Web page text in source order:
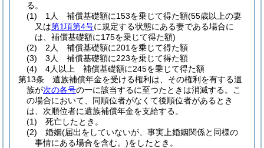
る。
(1)
1人 補償基礎額に153を乗じて得た額(55歳以上の妻
又は第1項第4号に規定する状態にある妻である場合に
は、補償基礎額に175を乗じて得た額)
(2)
2人 補償基礎額に201を乗じて得た額
(3)
3人 補償基礎額に223を乗じて得た額
(4)
4人以上 補償基礎額に245を乗じて得た額
第13条
遺族補償年金を受ける権利は、その権利を有する遺
族が次の各号の一に該当するに至つたときは消滅する。
こ
の場合において、同順位者がなくて後順位者があるとき
は、次順位者に遺族補償年金を支給する。
(1)
死亡したとき。
(2)
婚姻(届出をしていないが、事実上婚姻関係と同様の
事情にある場合を含む。)をしたとき。